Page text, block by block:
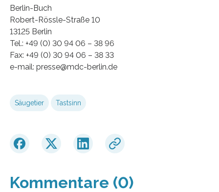
Berlin-Buch
Robert-Rössle-Straße 10
13125 Berlin
Tel.: +49 (0) 30 94 06 – 38 96
Fax: +49 (0) 30 94 06 – 38 33
e-mail: presse@mdc-berlin.de
Säugetier Tastsinn
Kommentare (0)